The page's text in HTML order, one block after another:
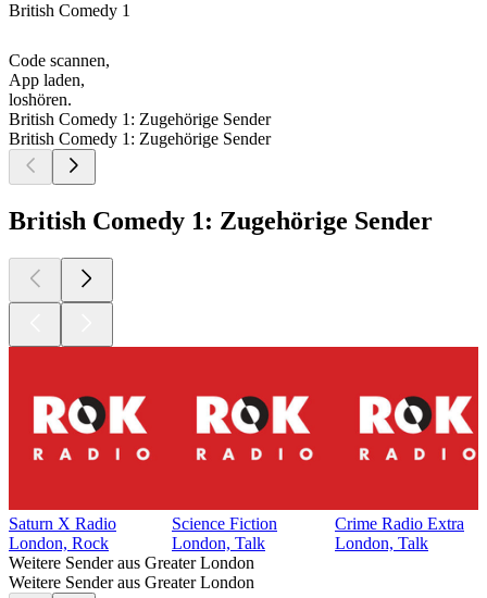
British Comedy 1
Code scannen,
App laden,
loshören.
British Comedy 1: Zugehörige Sender
British Comedy 1: Zugehörige Sender
British Comedy 1: Zugehörige Sender
Saturn X Radio
London, Rock
Science Fiction
London, Talk
Crime Radio Extra
London, Talk
Weitere Sender aus Greater London
Weitere Sender aus Greater London